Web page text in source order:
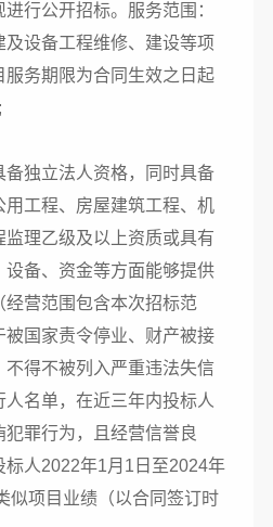
行公开招标。服务范围：
设备工程维修、建设等项
服务期限为合同生效之日起
备独立法人资格，同时具备
用工程、房屋建筑工程、机
监理乙级及以上资质或具有
备、资金等方面能够提供
营范围包含本次招标范
被国家责令停业、财产被接
得不被列入严重违法失信
名单，在近三年内投标人
罪行为，且经营信誉良
标人2022年1月1日至2024年
似项目业绩（以合同签订时